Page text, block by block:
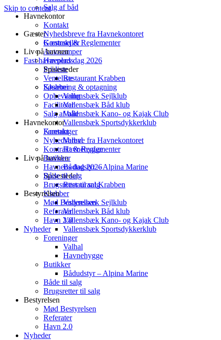
Skip to contentSalg af båd
Havnekontor
Kontakt
Nyhedsbreve fra Havnekontoret
Kontrakt & Reglementer
Liv på havnen
Havnens dag 2026
Spisesteder
Restaurant Krabben
Klubber
Vallensbæk Sejlklub
Vallensbæk Båd klub
Vallensbæk Kano- og Kajak Club
Vallensbæk Sportsdykkerklub
Foreninger
Valhal
Havnehygge
Butikker
Bådudstyr – Alpina Marine
Både til salg
Brugsretter til salg
Bestyrelsen
Mød Bestyrelsen
Referater
Havn 2.0
Nyheder
Gæster
Gæstesejler
Autocamper
Fast havneplads
Prisliste
Venteliste
Søsætning & optagning
Opbevaring
Faciliteter
Salg af båd
Havnekontor
Kontakt
Nyhedsbreve fra Havnekontoret
Kontrakt & Reglementer
Liv på havnen
Havnens dag 2026
Spisesteder
Restaurant Krabben
Klubber
Vallensbæk Sejlklub
Vallensbæk Båd klub
Vallensbæk Kano- og Kajak Club
Vallensbæk Sportsdykkerklub
Foreninger
Valhal
Havnehygge
Butikker
Bådudstyr – Alpina Marine
Både til salg
Brugsretter til salg
Bestyrelsen
Mød Bestyrelsen
Referater
Havn 2.0
Nyheder